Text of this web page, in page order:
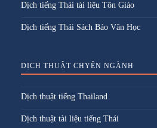
Dịch tiếng Thái tài liệu Tôn Giáo
Dịch tiếng Thái Sách Báo Văn Học
DỊCH THUẬT CHYÊN NGÀNH
Dịch thuật tiếng Thailand
Dịch thuật tài liệu tiếng Thái